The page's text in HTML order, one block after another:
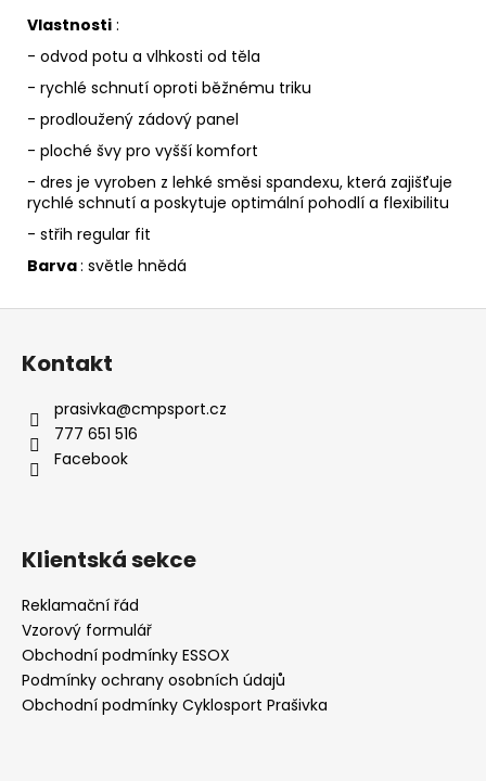
Vlastnosti :
- odvod potu a vlhkosti od těla
- rychlé schnutí oproti běžnému triku
- prodloužený zádový panel
- ploché švy pro vyšší komfort
- dres je vyroben z lehké směsi spandexu, která zajišťuje
rychlé schnutí a poskytuje optimální pohodlí a flexibilitu
- střih regular fit
Barva: světle hnědá
Z
Kontakt
prasivka@cmpsport.cz
777 651 516
Facebook
Klientská sekce
Reklamační řád
Vzorový formulář
Obchodní podmínky ESSOX
Podmínky ochrany osobních údajů
Obchodní podmínky Cyklosport Prašivka